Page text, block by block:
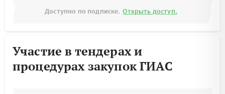
Доступно по подписке. Открыть доступ.
Участие в тендерах и
процедурах закупок ГИАС